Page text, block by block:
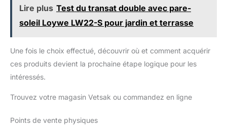
Lire plus Test du transat double avec pare-
soleil Loywe LW22-S pour jardin et terrasse
Une fois le choix effectué, découvrir où et comment acquérir
ces produits devient la prochaine étape logique pour les
intéressés.
Trouvez votre magasin Vetsak ou commandez en ligne
Points de vente physiques